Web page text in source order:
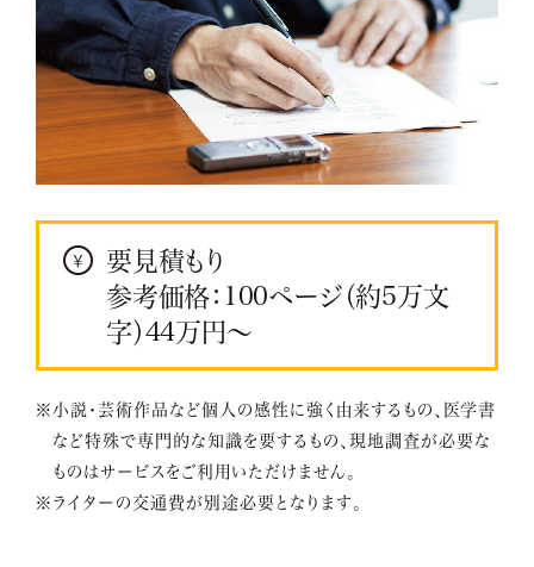
要見積もり
参考価格：100ページ（約5万文
字）44万円～
※小説・芸術作品など個人の感性に強く由来するもの、医学書
など特殊で専門的な知識を要するもの、現地調査が必要な
ものはサービスをご利用いただけません。
※ライターの交通費が別途必要となります。